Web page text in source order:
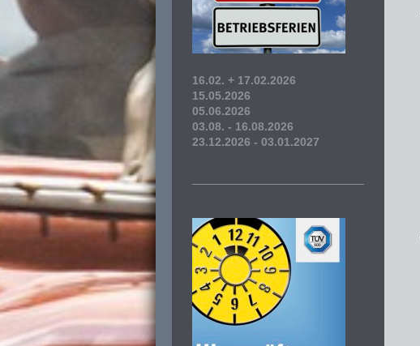
16.02. + 17.02.2026
15.05.2026
05.06.2026
03.08. - 16.08.2026
23.12.2026 - 03.01.2027